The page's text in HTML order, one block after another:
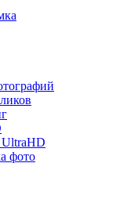
UltraHD
фото